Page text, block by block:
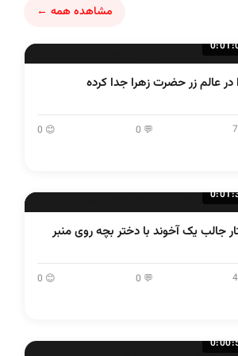
مشاهده همه ←
در عالم زر حضرت زهرا جدا کرده
💬 0
😊 0
جالب یک آخوند با دختر بچه روی منبر
💬 0
😊 0